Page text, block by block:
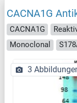
CACNA1G
CACNA1G
Monoclonal
3